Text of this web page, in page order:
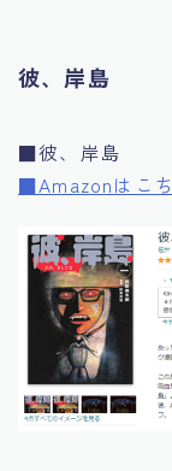
彼、岸島
■彼、岸島
■Amazonはこ